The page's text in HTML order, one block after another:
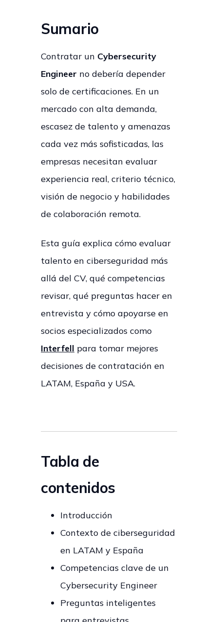
Sumario
Contratar un Cybersecurity
Engineer no debería depender
solo de certificaciones. En un
mercado con alta demanda,
escasez de talento y amenazas
cada vez más sofisticadas, las
empresas necesitan evaluar
experiencia real, criterio técnico,
visión de negocio y habilidades
de colaboración remota.
Esta guía explica cómo evaluar
talento en ciberseguridad más
allá del CV, qué competencias
revisar, qué preguntas hacer en
entrevista y cómo apoyarse en
socios especializados como
Interfell para tomar mejores
decisiones de contratación en
LATAM, España y USA.
Tabla de
contenidos
Introducción
Contexto de ciberseguridad
en LATAM y España
Competencias clave de un
Cybersecurity Engineer
Preguntas inteligentes